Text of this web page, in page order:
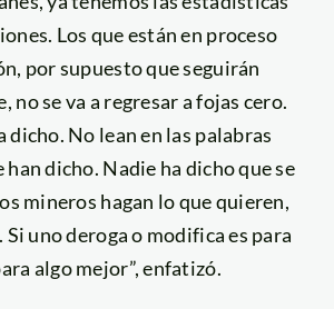
Los que están en proceso
por supuesto que seguirán
no se va a regresar a fojas cero.
dicho. No lean en las palabras
han dicho. Nadie ha dicho que se
mineros hagan lo que quieren,
Si uno deroga o modifica es para
algo mejor”, enfatizó.